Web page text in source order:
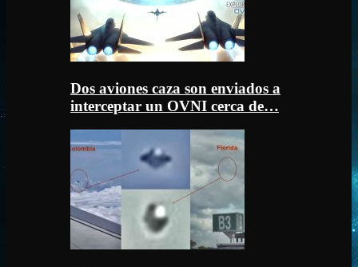
Dos aviones caza son enviados a
interceptar un OVNI cerca de…